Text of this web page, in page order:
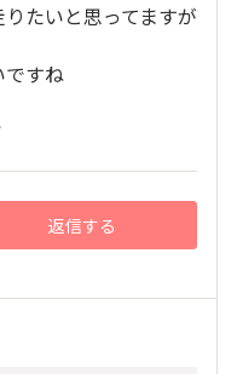
たいと思ってますが
ですね
返信する